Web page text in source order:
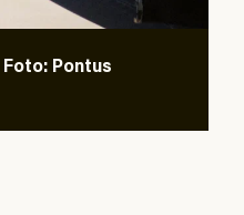
Foto: Pontus